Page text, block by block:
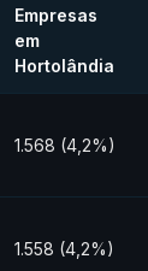
Empresas
em
Hortolândia
1.568 (4,2%)
1.558 (4,2%)